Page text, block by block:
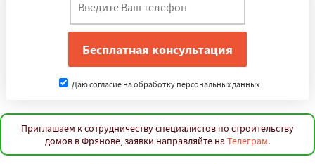
Даю согласие на обработку персональных данных
Приглашаем к сотрудничеству специалистов по строительству
домов в Фрянове, заявки направляйте на Телеграм.